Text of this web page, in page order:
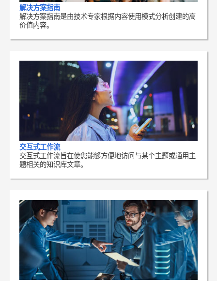
解决方案指南
解决方案指南是由技术专家根据内容使用模式分析创建的高
价值内容。
交互式工作流
交互式工作流旨在使您能够方便地访问与某个主题或通用主
题相关的知识库文章。